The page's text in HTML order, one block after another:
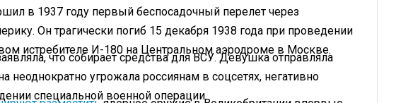
в 1937 году первый беспосадочный перелет через
Он трагически погиб 15 декабря 1938 года при проведении
истребителе И-180 на Центральном аэродроме в Москве.
что собирает средства для ВСУ. Девушка отправляла
угрожала россиянам в соцсетях, негативно
специальной военной операции.